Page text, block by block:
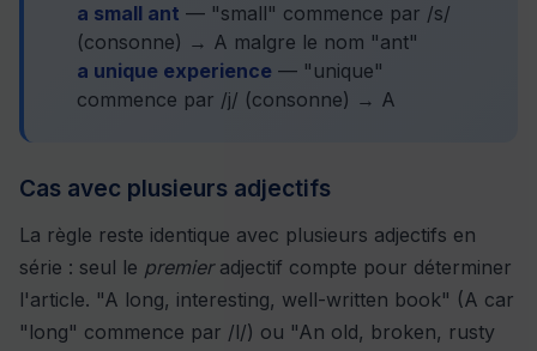
a small ant — "small" commence par /s/
(consonne) → A malgre le nom "ant"
a unique experience — "unique"
commence par /j/ (consonne) → A
Cas avec plusieurs adjectifs
La règle reste identique avec plusieurs adjectifs en
série : seul le premieradjectif compte pour déterminer
l'article. "A long, interesting, well-written book" (A car
"long" commence par /l/) ou "An old, broken, rusty